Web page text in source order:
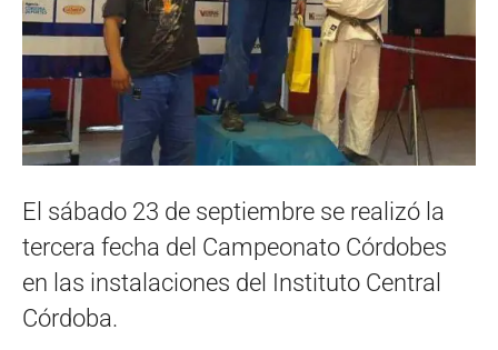
El sábado 23 de septiembre se realizó la
tercera fecha del Campeonato Córdobes
en las instalaciones del Instituto Central
Córdoba.